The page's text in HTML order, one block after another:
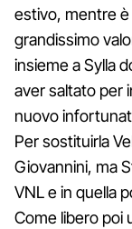
estivo, mentre
grandissimo
insieme a Sylla
aver saltato per
nuovo
Per sostituirla
Giovannini, ma
VNL e in quella
Come libero poi